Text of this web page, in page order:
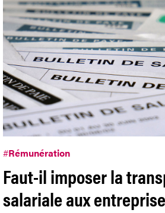
#Rémunération
Faut-il imposer la
salariale aux